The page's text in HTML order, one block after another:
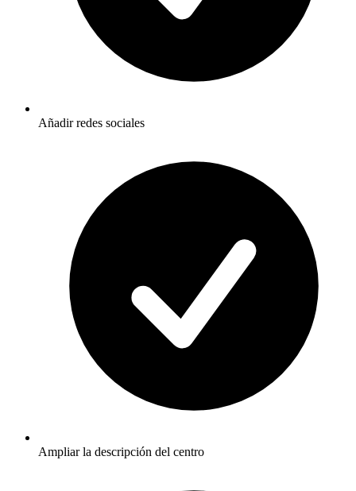
Añadir redes sociales
Ampliar la descripción del centro